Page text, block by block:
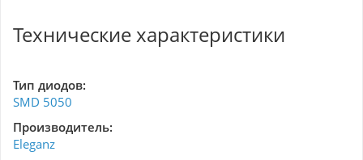
Технические характеристики
Тип диодов:
SMD 5050
Производитель:
Eleganz